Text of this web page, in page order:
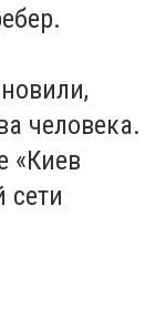
человека.
«Киев
сети